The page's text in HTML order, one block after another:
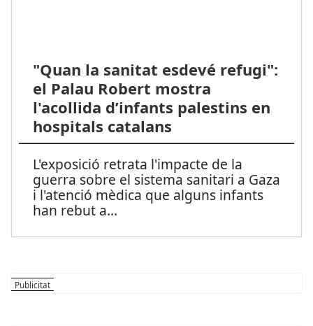
"Quan la sanitat esdevé refugi":
el Palau Robert mostra
l'acollida d’infants palestins en
hospitals catalans
L'exposició retrata l'impacte de la
guerra sobre el sistema sanitari a Gaza
i l'atenció mèdica que alguns infants
han rebut a...